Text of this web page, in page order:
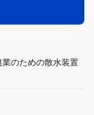
のための散水装置